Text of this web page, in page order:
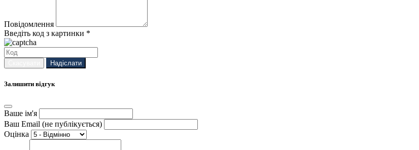
Повідомлення
Введіть код з картинки *
Надіслати
Залишити відгук
Ваше ім'я
Ваш Email (не публікується)
Оцінка